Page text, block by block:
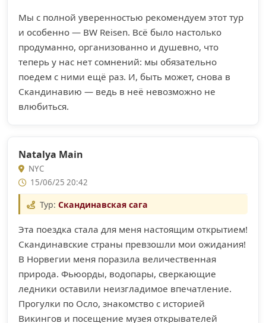
Мы с полной уверенностью рекомендуем этот тур
и особенно — BW Reisen. Всё было настолько
продуманно, организованно и душевно, что
теперь у нас нет сомнений: мы обязательно
поедем с ними ещё раз. И, быть может, снова в
Скандинавию — ведь в неё невозможно не
влюбиться.
Natalya Main
NYC
15/06/25 20:42
Тур: Скандинавская сага
Эта поездка стала для меня настоящим открытием!
Скандинавские страны превзошли мои ожидания!
В Норвегии меня поразила величественная
природа. Фьюорды, водопары, сверкающие
ледники оставили неизгладимое впечатление.
Прогулки по Осло, знакомство с историей
Викингов и посещение музея открывателей